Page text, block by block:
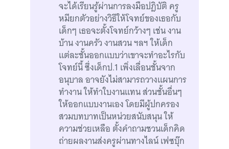
จะได้เรียนรู้ผ่านการลงมือปฎิบัติ ครู
หมียกตัวอย่างวิธีให้โจทย์ของเธอกับ
เด็กๆ เธอจะตั้งโจทย์กว้างๆ เช่น งาน
บ้าน งานครัว งานสวน ฯลฯ ให้เด็ก
แต่ละชั้นออกแบบว่าเขาจะทำอะไรกับ
โจทย์นี้ ซึ่งเด็กป.1 เพิ่งเลื่อนชั้นจาก
อนุบาล อาจยังไม่สามารถวางแผนการ
ทำงาน ให้ทำใบงานแทน ส่วนชั้นอื่นๆ
ให้ออกแบบงานเอง โดยมีผู้ปกครอง
สวมบทบาทเป็นหน่วยสนับสนุน ให้
ความช่วยเหลือ ตั้งคำถามชวนเด็กคิด
ถ่ายผลงานส่งครูผ่านทางไลน์ เฟซบุ๊ก